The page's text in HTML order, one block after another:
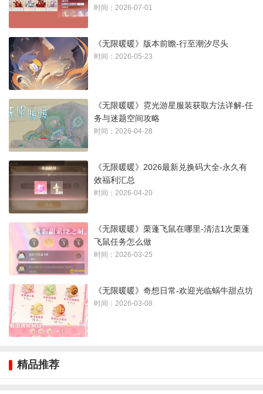
森木暖榻
《无限暖暖》海音花盆设计图获得方法：
1、海音花盆在蜗牛城神女之家，传送到一层中转站，如下图所
示
时间：2026-07-01
《无限暖暖》版本前瞻-行至潮汐尽头
时间：2026-05-23
《无限暖暖》霓光游星服装获取方法详解-任
务与迷题空间攻略
时间：2026-04-28
《无限暖暖》2026最新兑换码大全-永久有
效福利汇总
时间：2026-04-20
《无限暖暖》栗蓬飞鼠在哪里-清洁1次栗蓬
飞鼠任务怎么做
时间：2026-03-25
《无限暖暖》奇想日常-欢迎光临蜗牛甜点坊
时间：2026-03-08
精品推荐